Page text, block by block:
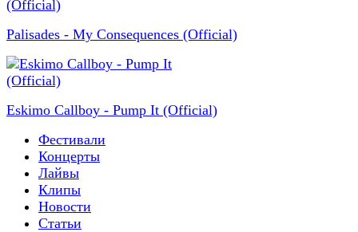
Palisades - My Consequences (Official)
Eskimo Callboy - Pump It (Official)
Фестивали
Концерты
Лайвы
Клипы
Новости
Статьи